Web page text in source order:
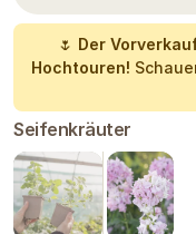
🌷 Der
Hochtouren!
Seifenkräuter